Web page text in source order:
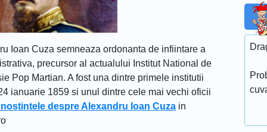
Ioan Cuza semneaza ordonanta de infiintare a
precursor al actualului Institut National de
Pop Martian. A fost una dintre primele institutii
ianuarie 1859 si unul dintre cele mai vechi oficii
despre Alexandru Ioan Cuza in